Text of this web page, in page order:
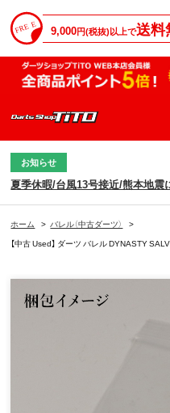
9,000円(税抜)以上で送料
お知らせ
夏季休暇/台風13号接近/熊本地震
ホーム > バレル（中古ダーツ）
>
【中古 Used】 ダーツ バレル DYNASTY